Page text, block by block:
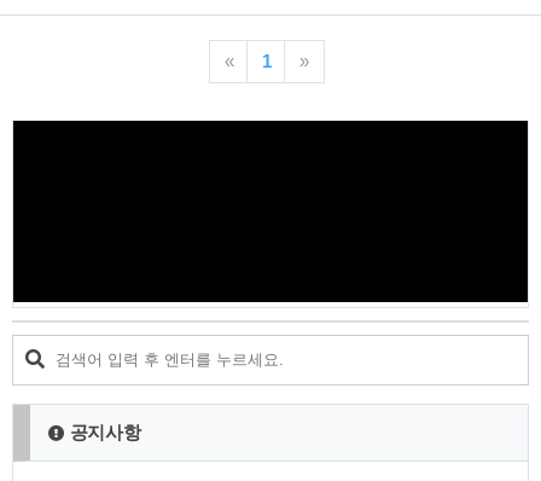
고, 1금융권에만 머물자니 아쉬운 이들을 위해, 안전과 수익률
두 마리 토끼를 모두 잡는 정기예금 금리 비교 노하우를 지금부
« 1 »
공지사항